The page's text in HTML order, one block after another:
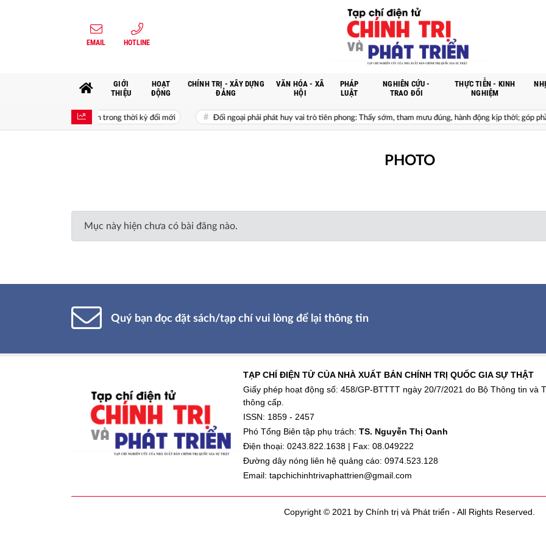
EMAIL HOTLINE
GIỚI
THIỆU
HOẠT
ĐỘNG
CHÍNH TRỊ - XÂY DỰNG
ĐẢNG
VĂN HÓA - XÃ
HỘI
PHÁP
LUẬT
NGHIÊN CỨU -
TRAO ĐỔI
THỰC TIỄN - KINH
NGHIỆM
triển kinh tế tư nhân trong thời kỳ đổi mới Đối ngoại phải phát huy vai trò tiên phong: Thấy sớm, tham mưu đúng, hành động kịp thời; góp
PHOTO
Mục này hiện chưa có bài đăng nào.
Quý bạn đọc đặt sách/tạp chí vui lòng để lại thông tin
TẠP CHÍ ĐIỆN TỬ CỦA NHÀ XUẤT BẢN CHÍNH TRỊ QUỐC GIA SỰ THẬT
Giấy phép hoạt động số: 458/GP-BTTTT ngày 20/7/2021 do Bộ Thông tin và
thông cấp.
ISSN: 1859 - 2457
Phó Tổng Biên tập phụ trách: TS. Nguyễn Thị Oanh
Điện thoại: 0243.822.1638 | Fax: 08.049222
Đường dây nóng liên hệ quảng cáo: 0974.523.128
Email: tapchichinhtrivaphattrien@gmail.com
Copyright © 2021 by Chính trị và Phát triển - All Rights Reserved.